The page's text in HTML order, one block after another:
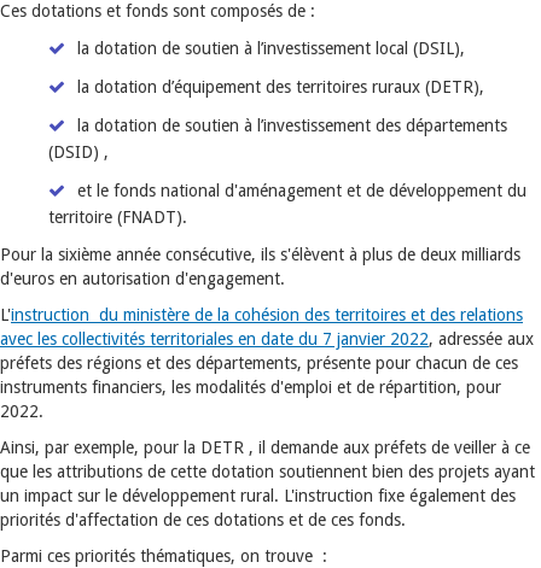
Ces dotations et fonds sont composés de :
la dotation de soutien à l’investissement local (DSIL),
la dotation d’équipement des territoires ruraux (DETR),
la dotation de soutien à l’investissement des départements
(DSID) ,
et le fonds national d'aménagement et de développement du
territoire (FNADT).
Pour la sixième année consécutive, ils s'élèvent à plus de deux milliards
d'euros en autorisation d'engagement.
L'instruction du ministère de la cohésion des territoires et des relations
avec les collectivités territoriales en date du 7 janvier 2022, adressée aux
préfets des régions et des départements, présente pour chacun de ces
instruments financiers, les modalités d'emploi et de répartition, pour
2022.
Ainsi, par exemple, pour la DETR , il demande aux préfets de veiller à ce
que les attributions de cette dotation soutiennent bien des projets ayant
un impact sur le développement rural. L'instruction fixe également des
priorités d'affectation de ces dotations et de ces fonds.
Parmi ces priorités thématiques, on trouve :